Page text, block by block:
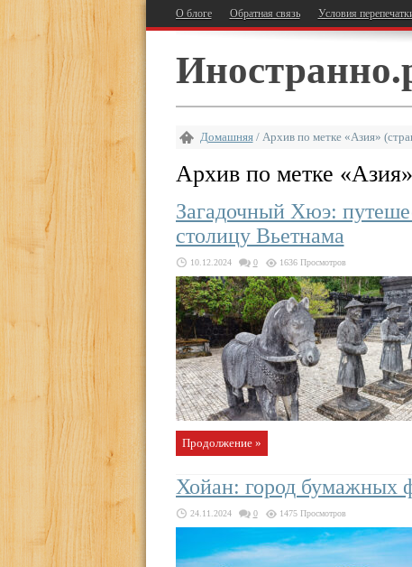
О блоге Обратная связь Условия
Домашняя/ Архив по метке «Азия»
Архив по метке «Азия»
Загадочный Хюэ:
столицу Вьетнама
10.12.2024 0 1636 Просмотров
Продолжение »
Хойан: город бумажных
24.11.2024 0 1475 Просмотров